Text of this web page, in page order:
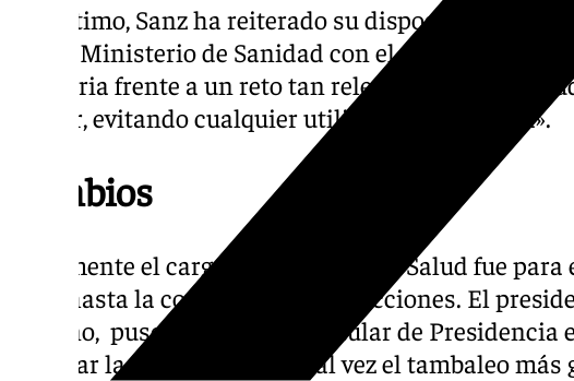
Por último, Sanz ha reiterado su disposición a
con el Ministerio de Sanidad con el objetivo real de
sanitaria frente a un reto tan relevante para la
cáncer, evitando cualquier utilización partidista».
Cambios
Finalmente el cargo de consejero de Salud fue
Sanz hasta la convocatoria de elecciones. El
Moreno, puso en manos del titular de Presidencia
afrontar la crisis sanitaria, tal vez el tambaleo